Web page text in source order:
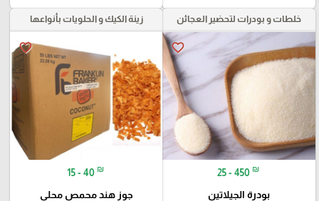
خلطات و بودرات لتحضير العجائن
favorite_border
25 - 450 ₪
بودرة الجيلاتين
زينة الكيك و الحلويات بأنواعها
favorite_border
15 - 40 ₪
جوز هند محمص محلى